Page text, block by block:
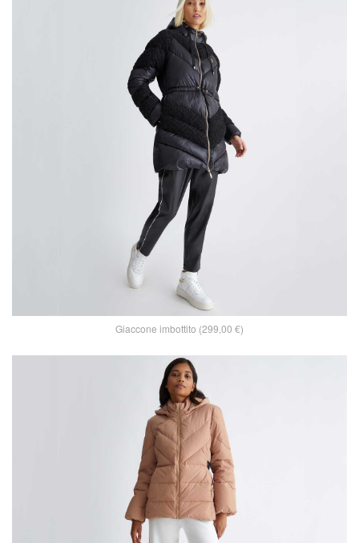
Giaccone imbottito (299,00 €)